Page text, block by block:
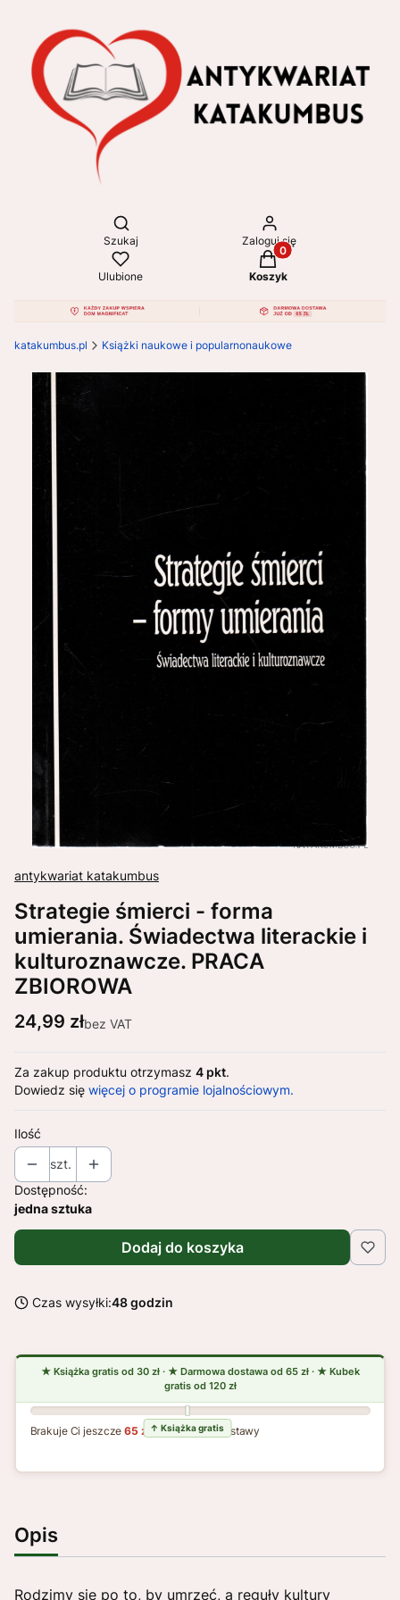
Otwórz wyszukiwarkę
Szukaj Zaloguj się
Ulubione
Produkty w koszyku:
Koszyk
katakumbus.pl Książki naukowe i popularnonaukowe
antykwariat katakumbus
Strategie śmierci - forma
umierania. Świadectwa literackie i
kulturoznawcze. PRACA
ZBIOROWA
Cena
24,99 złbez VAT
Za zakup produktu otrzymasz 4 pkt.
Dowiedz się więcej o programie lojalnościowym.
Ilość
szt.
Dostępność:
jedna sztuka
Dodaj do koszyka
Czas wysyłki:48 godzin
Brakuje Ci jeszcze65 zł do darmowej dostawy
Opis
Rodzimy się po to, by umrzeć, a reguły kultury